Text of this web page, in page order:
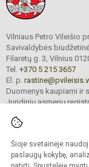
Šioje svetainėje
paslaugų kokybę,
Vilniaus Petro Vileišio
Savivaldybės
Filaretų g. 3, Vilnius
Tel. +370 5 215 3657
El. p.
Duomenys kaupiami ir
Juridinių asmenų
© 2026. Vilniaus
Kopijuoti turinį be